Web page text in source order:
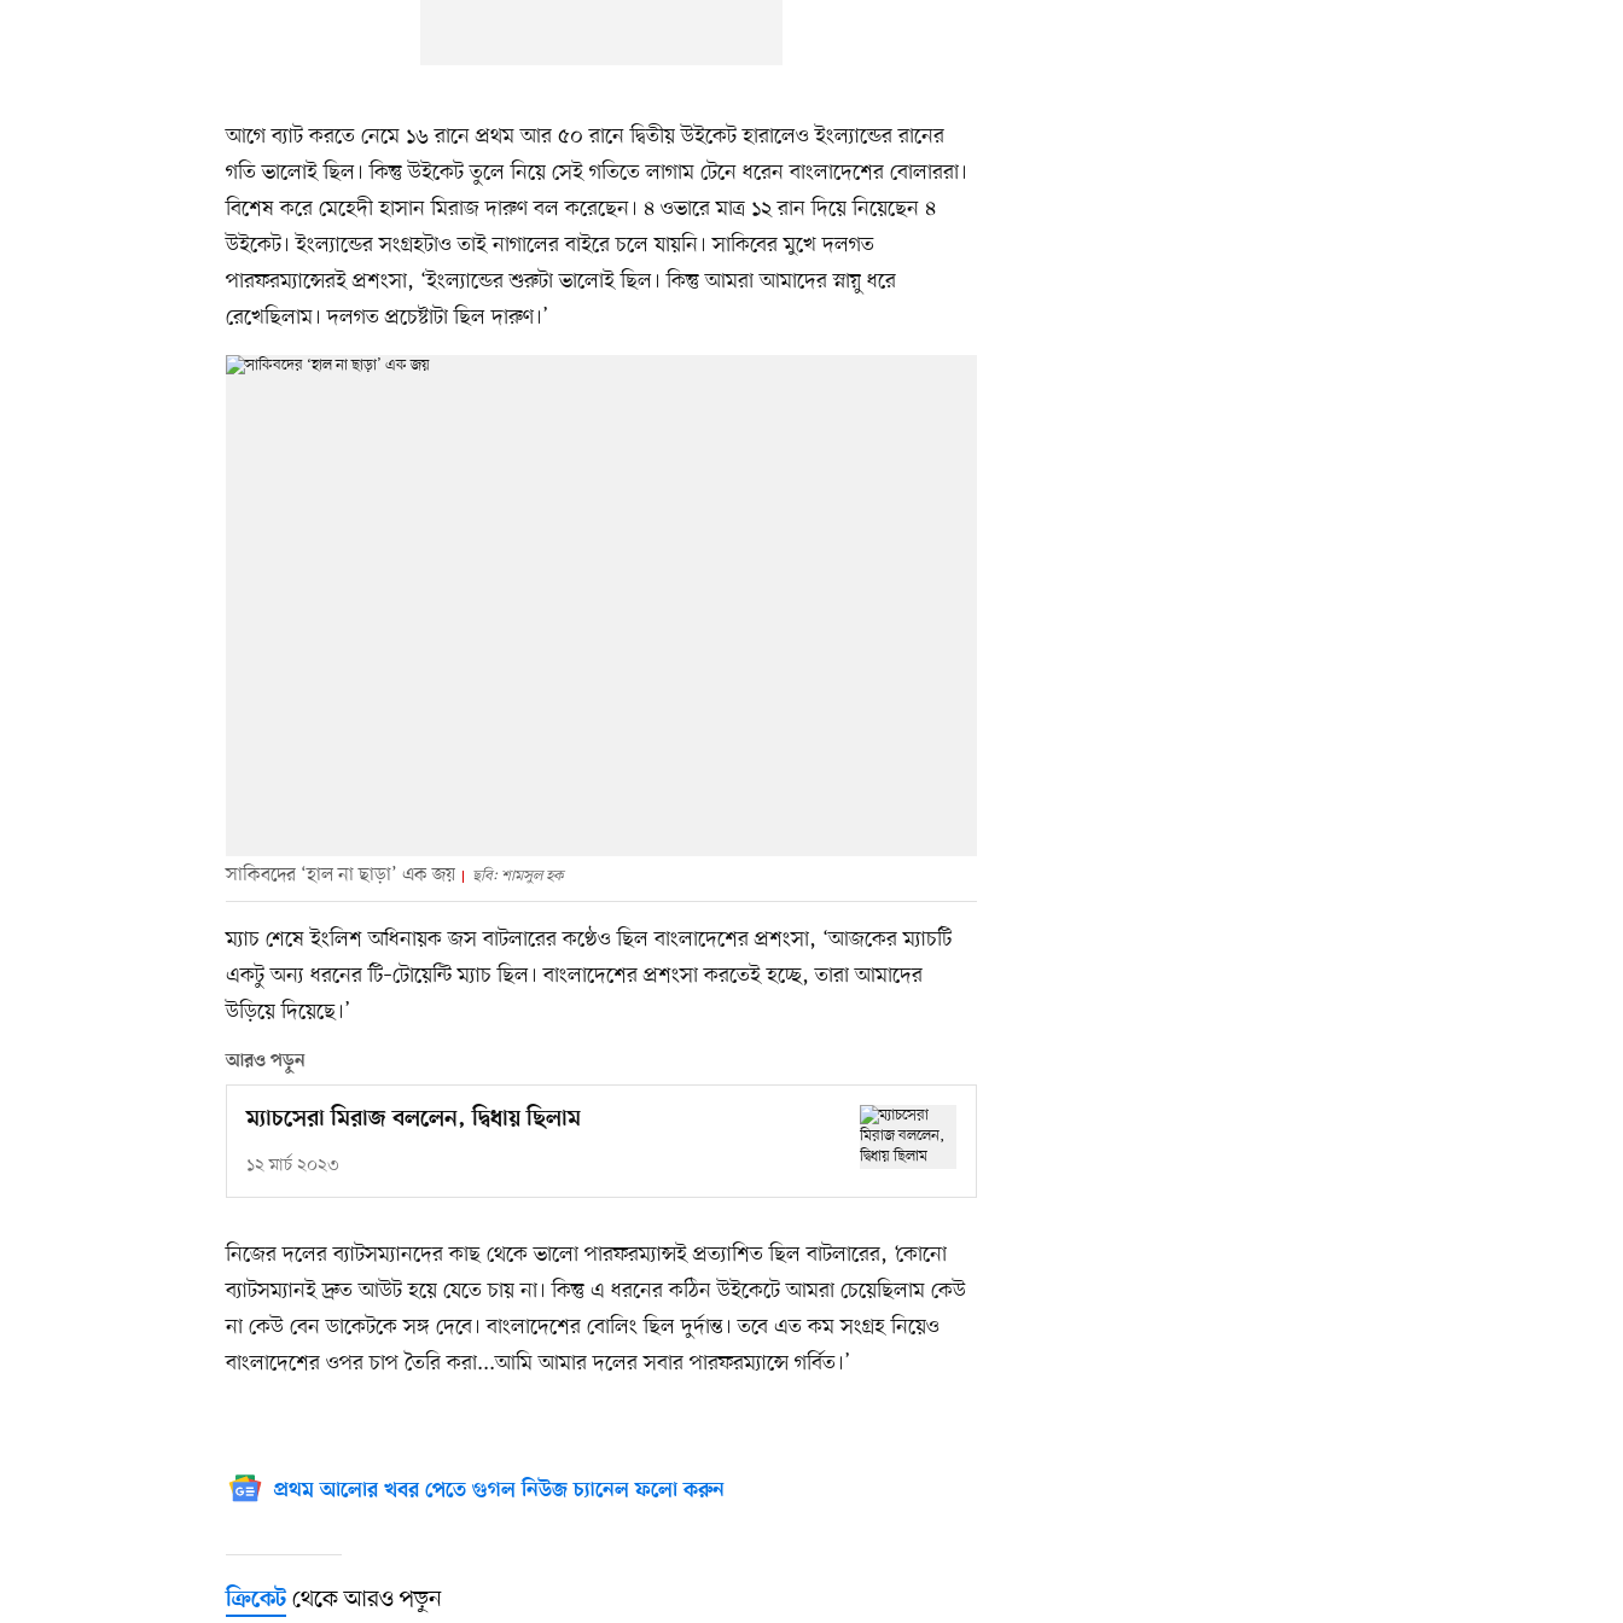
আগে ব্যাট করতে নেমে ১৬ রানে প্রথম আর ৫০ রানে দ্বিতীয় উইকেট হারালেও ইংল্যান্ডের রানের
গতি ভালোই ছিল। কিন্তু উইকেট তুলে নিয়ে সেই গতিতে লাগাম টেনে ধরেন বাংলাদেশের বোলাররা।
বিশেষ করে মেহেদী হাসান মিরাজ দারুণ বল করেছেন। ৪ ওভারে মাত্র ১২ রান দিয়ে নিয়েছেন ৪
উইকেট। ইংল্যান্ডের সংগ্রহটাও তাই নাগালের বাইরে চলে যায়নি। সাকিবের মুখে দলগত
পারফরম্যান্সেরই প্রশংসা, ‘ইংল্যান্ডের শুরুটা ভালোই ছিল। কিন্তু আমরা আমাদের স্নায়ু ধরে
রেখেছিলাম। দলগত প্রচেষ্টাটা ছিল দারুণ।’
সাকিবদের ‘হাল না ছাড়া’ এক জয় ছবি: শামসুল হক
ম্যাচ শেষে ইংলিশ অধিনায়ক জস বাটলারের কণ্ঠেও ছিল বাংলাদেশের প্রশংসা, ‘আজকের ম্যাচটি
একটু অন্য ধরনের টি–টোয়েন্টি ম্যাচ ছিল। বাংলাদেশের প্রশংসা করতেই হচ্ছে, তারা আমাদের
উড়িয়ে দিয়েছে।’
আরও পড়ুন
ম্যাচসেরা মিরাজ বললেন, দ্বিধায় ছিলাম
১২ মার্চ ২০২৩
নিজের দলের ব্যাটসম্যানদের কাছ থেকে ভালো পারফরম্যান্সই প্রত্যাশিত ছিল বাটলারের, ‘কোনো
ব্যাটসম্যানই দ্রুত আউট হয়ে যেতে চায় না। কিন্তু এ ধরনের কঠিন উইকেটে আমরা চেয়েছিলাম কেউ
না কেউ বেন ডাকেটকে সঙ্গ দেবে। বাংলাদেশের বোলিং ছিল দুর্দান্ত। তবে এত কম সংগ্রহ নিয়েও
বাংলাদেশের ওপর চাপ তৈরি করা...আমি আমার দলের সবার পারফরম্যান্সে গর্বিত।’
প্রথম আলোর খবর পেতে গুগল নিউজ চ্যানেল ফলো করুন
ক্রিকেটথেকে আরও পড়ুন